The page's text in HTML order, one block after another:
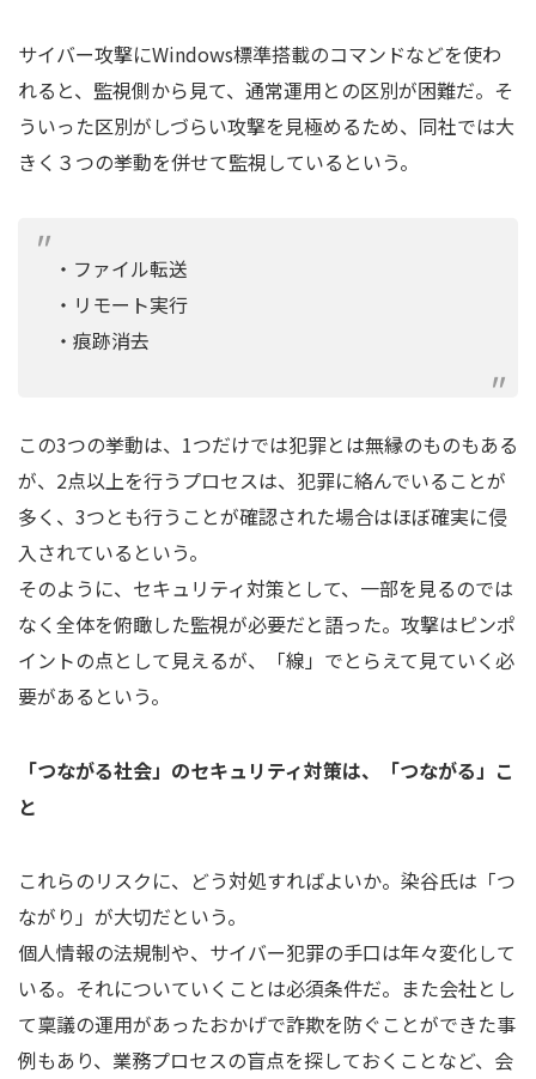
サイバー攻撃にWindows標準搭載のコマンドなどを使わ
れると、監視側から見て、通常運用との区別が困難だ。そ
ういった区別がしづらい攻撃を見極めるため、同社では大
きく３つの挙動を併せて監視しているという。
・ファイル転送
・リモート実行
・痕跡消去
この3つの挙動は、1つだけでは犯罪とは無縁のものもある
が、2点以上を行うプロセスは、犯罪に絡んでいることが
多く、3つとも行うことが確認された場合はほぼ確実に侵
入されているという。
そのように、セキュリティ対策として、一部を見るのでは
なく全体を俯瞰した監視が必要だと語った。攻撃はピンポ
イントの点として見えるが、「線」でとらえて見ていく必
要があるという。
「つながる社会」のセキュリティ対策は、「つながる」こ
と
これらのリスクに、どう対処すればよいか。染谷氏は「つ
ながり」が大切だという。
個人情報の法規制や、サイバー犯罪の手口は年々変化して
いる。それについていくことは必須条件だ。また会社とし
て稟議の運用があったおかげで詐欺を防ぐことができた事
例もあり、業務プロセスの盲点を探しておくことなど、会